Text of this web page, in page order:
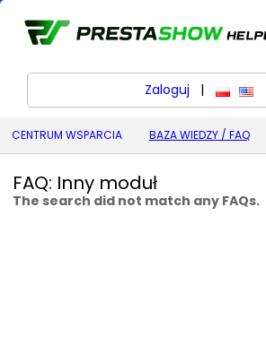
Zaloguj | polski
CENTRUM WSPARCIA BAZA WIEDZY / FAQ
FAQ: Inny moduł
The search did not match any FAQs.